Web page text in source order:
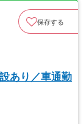
保存する
あり／車通勤